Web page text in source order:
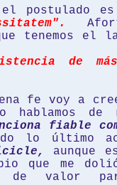
el postulado es
tenemos el
de
fe voy a
hablamos de
funciona fiable
lo último
aunque
que me dolió
de valor